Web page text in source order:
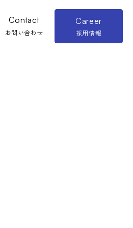
Contact Career